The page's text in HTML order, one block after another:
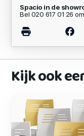
Spacio in de
Bel 020 617 01 26
Kijk ook